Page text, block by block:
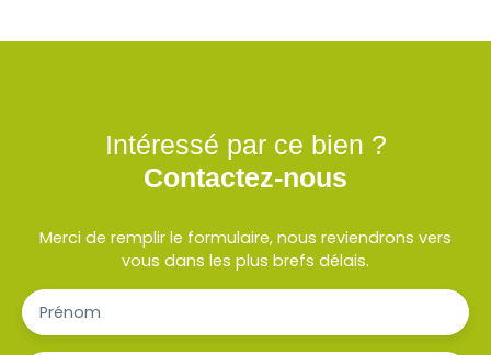
Intéressé par ce bien ?
Contactez-nous
Merci de remplir le formulaire, nous reviendrons vers
vous dans les plus brefs délais.
Prénom